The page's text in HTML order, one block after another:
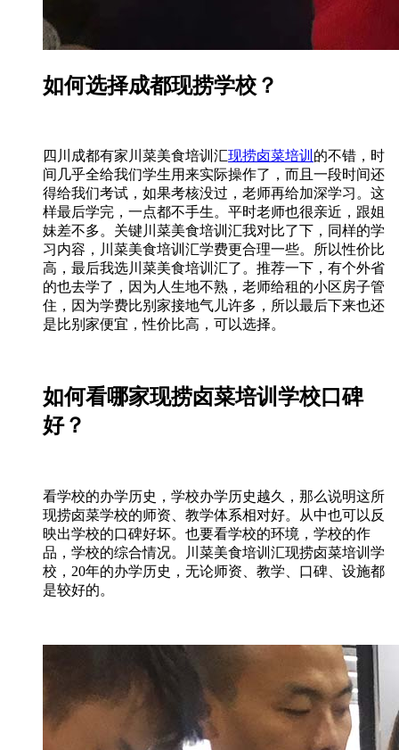
如何选择成都现捞学校？
四川成都有家川菜美食培训汇现捞卤菜培训 的不错，时
间几乎全给我们学生用来实际操作了，而且一段时间还
得给我们考试，如果考核没过，老师再给加深学习。这
样最后学完，一点都不手生。平时老师也很亲近，跟姐
妹差不多。关键川菜美食培训汇我对比了下，同样的学
习内容，川菜美食培训汇学费更合理一些。所以性价比
高，最后我选川菜美食培训汇了。推荐一下，有个外省
的也去学了，因为人生地不熟，老师给租的小区房子管
住，因为学费比别家接地气儿许多，所以最后下来也还
是比别家便宜，性价比高，可以选择。
如何看哪家现捞卤菜培训学校口碑
好？
看学校的办学历史，学校办学历史越久，那么说明这所
现捞卤菜学校的师资、教学体系相对好。从中也可以反
映出学校的口碑好坏。也要看学校的环境，学校的作
品，学校的综合情况。川菜美食培训汇现捞卤菜培训学
校，20年的办学历史，无论师资、教学、口碑、设施都
是较好的。